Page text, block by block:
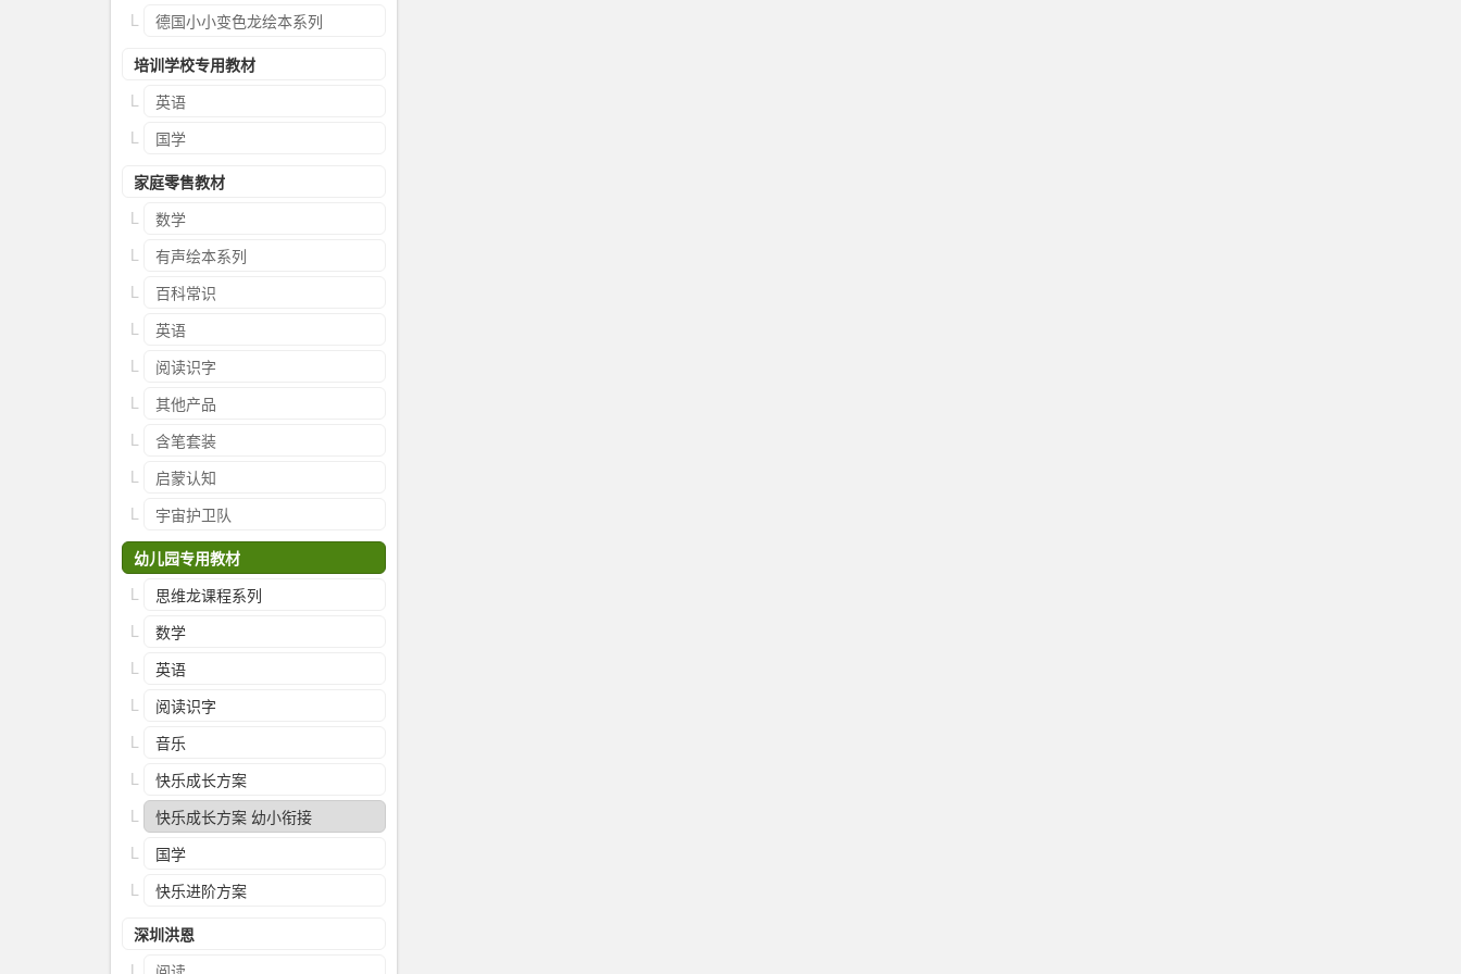
德国小小变色龙绘本系列
培训学校专用教材
英语
国学
家庭零售教材
数学
有声绘本系列
百科常识
英语
阅读识字
其他产品
含笔套装
启蒙认知
宇宙护卫队
幼儿园专用教材
思维龙课程系列
数学
英语
阅读识字
音乐
快乐成长方案
快乐成长方案 幼小衔接
国学
快乐进阶方案
深圳洪恩